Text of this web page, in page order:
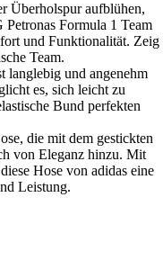
Überholspur aufblühen,
Formula 1 Team
und Funktionalität. Zeig
Team.
langlebig und angenehm
es, sich leicht zu
Bund perfekten
die mit dem gestickten
von Eleganz hinzu. Mit
Hose von adidas eine
Leistung.